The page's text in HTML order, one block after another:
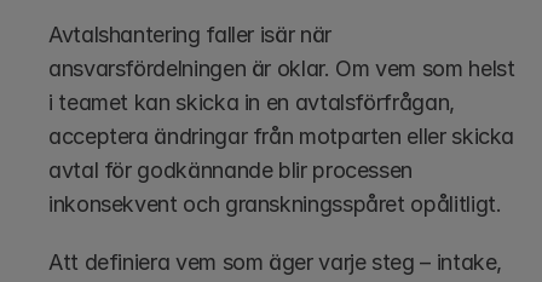
Avtalshantering faller isär när
ansvarsfördelningen är oklar. Om vem som helst
i teamet kan skicka in en avtalsförfrågan,
acceptera ändringar från motparten eller skicka
avtal för godkännande blir processen
inkonsekvent och granskningsspåret opålitligt.
Att definiera vem som äger varje steg – intake,